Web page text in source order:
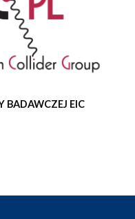
BADAWCZEJ EIC